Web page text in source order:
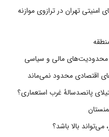
امنیتی تهران در ترازوی موازنه
محدودیت‌های مالی و سیاسی
اقتصادی محدود نمی‌ماند
پانصدسالۀ غرب استعماری؟
بالا باشد؟